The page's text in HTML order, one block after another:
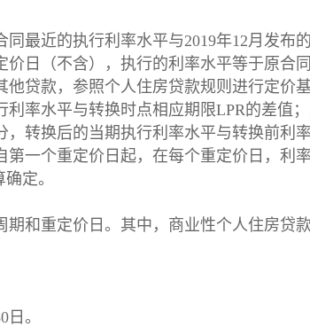
最近的执行利率水平与2019年12月发布
日（不含），执行的利率水平等于原合
贷款，参照个人住房贷款规则进行定价
率水平与转换时点相应期限LPR的差值
转换后的当期执行利率水平与转换前利率
一个重定价日起，在每个重定价日，利
定。
和重定价日。其中，商业性个人住房贷
。